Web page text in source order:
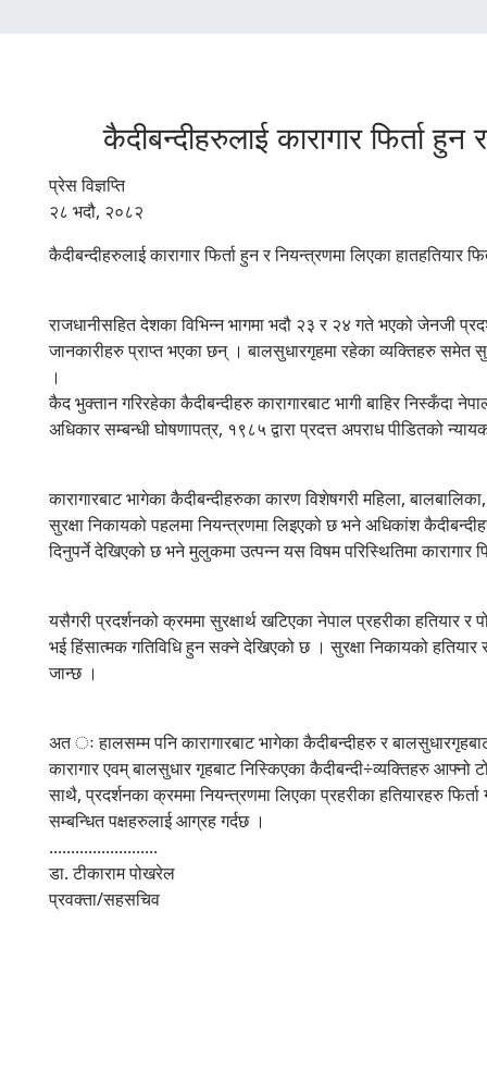
कैदीबन्दीहरुलाई कारागार फिर्ता
प्रेस विज्ञप्ति
२८ भदौ, २०८२
कैदीबन्दीहरुलाई कारागार फिर्ता हुन र नियन्त्रणमा लिएका हातहतियार
राजधानीसहित देशका विभिन्न भागमा भदौ २३ र २४ गते भएको जेनजी
जानकारीहरु प्राप्त भएका छन् । बालसुधारगृहमा रहेका व्यक्तिहरु
।
कैद भुक्तान गरिरहेका कैदीबन्दीहरु कारागारबाट भागी बाहिर निस्कँदा
अधिकार सम्बन्धी घोषणापत्र, १९८५ द्वारा प्रदत्त अपराध पीडितको
कारागारबाट भागेका कैदीबन्दीहरुका कारण विशेषगरी महिला,
सुरक्षा निकायको पहलमा नियन्त्रणमा लिइएको छ भने अधिकांश
दिनुपर्ने देखिएको छ भने मुलुकमा उत्पन्न यस विषम परिस्थितिमा कारागार
यसैगरी प्रदर्शनको क्रममा सुरक्षार्थ खटिएका नेपाल प्रहरीका हतियार
भई हिंसात्मक गतिविधि हुन सक्ने देखिएको छ । सुरक्षा निकायको हतियार
जान्छ ।
अत ः हालसम्म पनि कारागारबाट भागेका कैदीबन्दीहरु र
कारागार एवम् बालसुधार गृहबाट निस्किएका कैदीबन्दी÷व्यक्तिहरु
साथै, प्रदर्शनका क्रममा नियन्त्रणमा लिएका प्रहरीका हतियारहरु
सम्बन्धित पक्षहरुलाई आग्रह गर्दछ ।
.........................
डा. टीकाराम पोखरेल
प्रवक्ता/सहसचिव